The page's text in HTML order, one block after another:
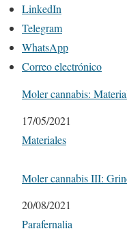
LinkedIn
Telegram
WhatsApp
Correo electrónico
Moler cannabis:
Fecha
17/05/2021
Respecto a
Materiales
Moler cannabis III:
Fecha
20/08/2021
Respecto a
Parafernalia